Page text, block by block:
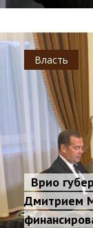
Власть
Врио
Дмитрием